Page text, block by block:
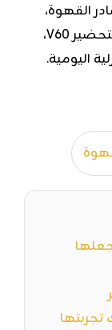
المناسبة لتحضير V60،